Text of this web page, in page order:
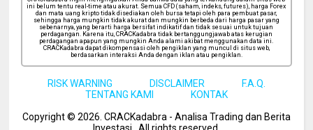
ini belum tentu real-time atau akurat. Semua CFD (saham, indeks, futures), harga Forex
dan mata uang kripto tidak disediakan oleh bursa tetapi oleh para pembuat pasar,
sehingga harga mungkin tidak akurat dan mungkin berbeda dari harga pasar yang
sebenarnya, yang berarti harga bersifat indikatif dan tidak sesuai untuk tujuan
perdagangan. Karena itu, CRACKadabra tidak bertanggungjawab atas kerugian
perdagangan apapun yang mungkin Anda alami akibat menggunakan data ini.
CRACKadabra dapat dikompensasi oleh pengiklan yang muncul di situs web,
berdasarkan interaksi Anda dengan iklan atau pengiklan.
RISK WARNING DISCLAIMER
F.A.Q.
TENTANG KAMI
KONTAK
Copyright © 2026 . CRACKadabra - Analisa Trading dan Berita